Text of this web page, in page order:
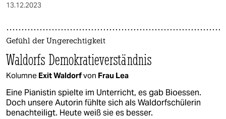
13.12.2023
Gefühl der Ungerechtigkeit
Waldorfs Demokratie­verständnis
Kolumne Exit Waldorfvon Frau Lea
Eine Pianistin spielte im Unterricht, es gab Bioessen.
Doch unsere Autorin fühlte sich als Waldorfschülerin
benachteiligt. Heute weiß sie es besser.